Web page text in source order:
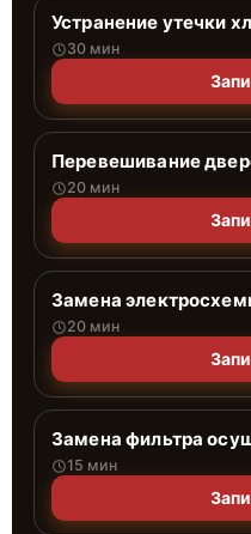
Устранение утечки
30 мин
Перевешивание
20 мин
Замена
20 мин
Замена фильтра
15 мин